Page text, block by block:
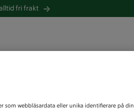
fri frakt
Unknown error
webbläsardata eller unika identifierare på din